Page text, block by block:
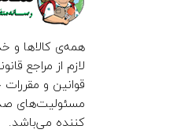
همه‌ی کالاها و
لازم از مراجع
قوانین و
مسئولیت‌های
کننده می‌باشد.